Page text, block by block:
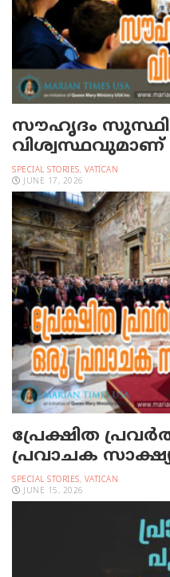
സൗഹൃദം
വിശ്വസ്ഥവുമാണ്
SPECIAL STORIES, VATICAN
JUNE 17, 2026
പ്രേക്ഷിത
പ്രവാചക
SPECIAL STORIES, VATICAN
JUNE 15, 2026